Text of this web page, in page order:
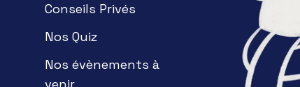
Conseils Privés
Nos Quiz
Nos évènements à